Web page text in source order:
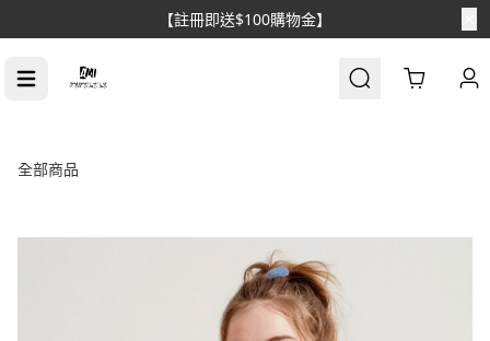
【註冊即送$100購物金】
Cart
全部商品